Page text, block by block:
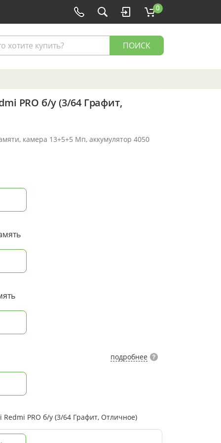
0
ПОИСК
PRO б/у (3/64 Графит,
камера 13+5+5 Мп, аккумулятор 4050
подробнее
PRO б/у (3/64 Графит, Отличное)